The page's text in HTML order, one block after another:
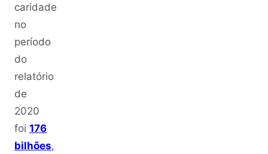
caridade
no
período
do
relatório
de
2020
foi 176
bilhões,